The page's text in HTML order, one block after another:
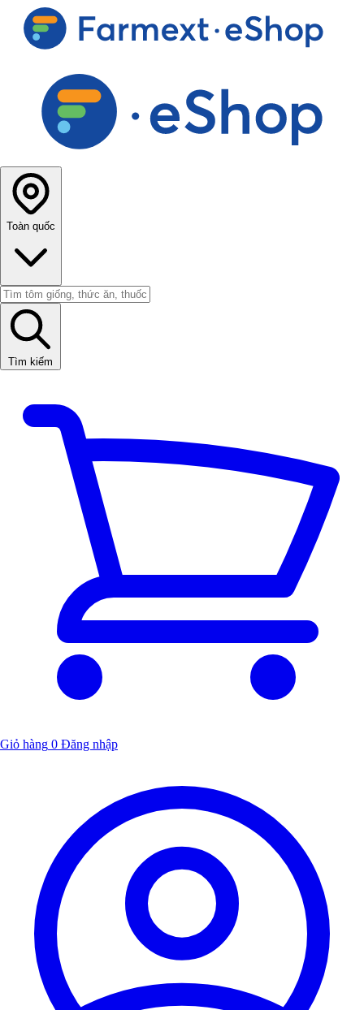
Toàn quốc
Tìm kiếm
Giỏ hàng 0 Đăng nhập